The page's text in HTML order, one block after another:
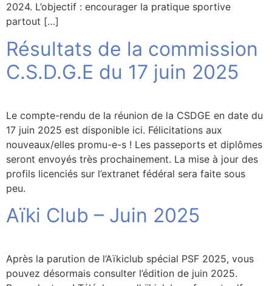
2024. L’objectif : encourager la pratique sportive
partout […]
Résultats de la commission
C.S.D.G.E du 17 juin 2025
Le compte-rendu de la réunion de la CSDGE en date du
17 juin 2025 est disponible ici. Félicitations aux
nouveaux/elles promu-e-s ! Les passeports et diplômes
seront envoyés très prochainement. La mise à jour des
profils licenciés sur l’extranet fédéral sera faite sous
peu.
Aïki Club – Juin 2025
Après la parution de l’Aïkiclub spécial PSF 2025, vous
pouvez désormais consulter l’édition de juin 2025.